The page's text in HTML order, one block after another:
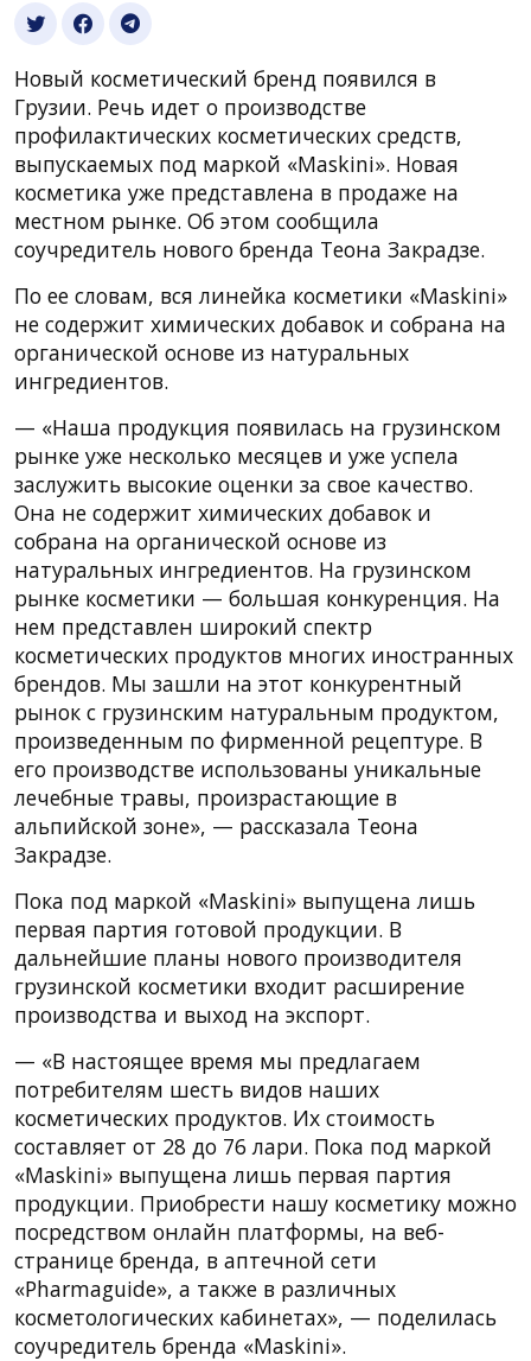
Новый косметический бренд появился в
Грузии. Речь идет о производстве
профилактических косметических средств,
выпускаемых под маркой «Maskini». Новая
косметика уже представлена в продаже на
местном рынке. Об этом сообщила
соучредитель нового бренда Теона Закрадзе.
По ее словам, вся линейка косметики «Maskini»
не содержит химических добавок и собрана на
органической основе из натуральных
ингредиентов.
— «Наша продукция появилась на грузинском
рынке уже несколько месяцев и уже успела
заслужить высокие оценки за свое качество.
Она не содержит химических добавок и
собрана на органической основе из
натуральных ингредиентов. На грузинском
рынке косметики — большая конкуренция. На
нем представлен широкий спектр
косметических продуктов многих иностранных
брендов. Мы зашли на этот конкурентный
рынок с грузинским натуральным продуктом,
произведенным по фирменной рецептуре. В
его производстве использованы уникальные
лечебные травы, произрастающие в
альпийской зоне», — рассказала Теона
Закрадзе.
Пока под маркой «Maskini» выпущена лишь
первая партия готовой продукции. В
дальнейшие планы нового производителя
грузинской косметики входит расширение
производства и выход на экспорт.
— «В настоящее время мы предлагаем
потребителям шесть видов наших
косметических продуктов. Их стоимость
составляет от 28 до 76 лари. Пока под маркой
«Maskini» выпущена лишь первая партия
продукции. Приобрести нашу косметику можно
посредством онлайн платформы, на веб-
странице бренда, в аптечной сети
«Pharmaguide», а также в различных
косметологических кабинетах», — поделилась
соучредитель бренда «Maskini».